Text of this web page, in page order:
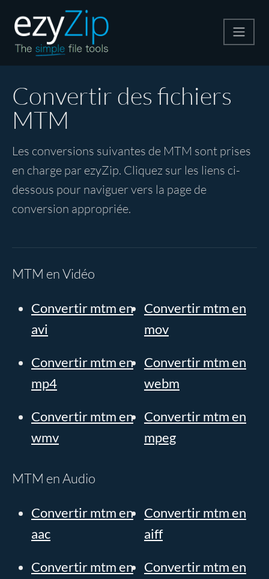
Décompresser
Convertir
Autres outils
Convertir des fichiers
MTM
Les conversions suivantes de MTM sont prises
en charge par ezyZip. Cliquez sur les liens ci-
dessous pour naviguer vers la page de
conversion appropriée.
MTM en Vidéo
Convertir mtm en
avi
Convertir mtm en
mov
Convertir mtm en
mp4
Convertir mtm en
webm
Convertir mtm en
wmv
Convertir mtm en
mpeg
MTM en Audio
Convertir mtm en
aac
Convertir mtm en
aiff
Convertir mtm en
Convertir mtm en